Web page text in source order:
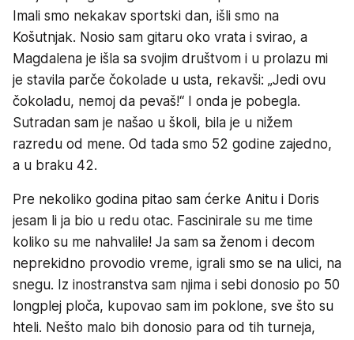
Imali smo nekakav sportski dan, išli smo na
Košutnjak. Nosio sam gitaru oko vrata i svirao, a
Magdalena je išla sa svojim društvom i u prolazu mi
je stavila parče čokolade u usta, rekavši: „Jedi ovu
čokoladu, nemoj da pevaš!“ I onda je pobegla.
Sutradan sam je našao u školi, bila je u nižem
razredu od mene. Od tada smo 52 godine zajedno,
a u braku 42.
Pre nekoliko godina pitao sam ćerke Anitu i Doris
jesam li ja bio u redu otac. Fascinirale su me time
koliko su me nahvalile! Ja sam sa ženom i decom
neprekidno provodio vreme, igrali smo se na ulici, na
snegu. Iz inostranstva sam njima i sebi donosio po 50
longplej ploča, kupovao sam im poklone, sve što su
hteli. Nešto malo bih donosio para od tih turneja,